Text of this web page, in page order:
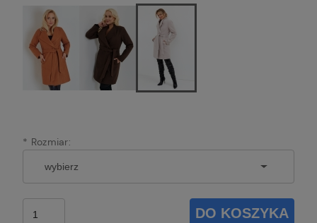
* Rozmiar:
DO KOSZYKA